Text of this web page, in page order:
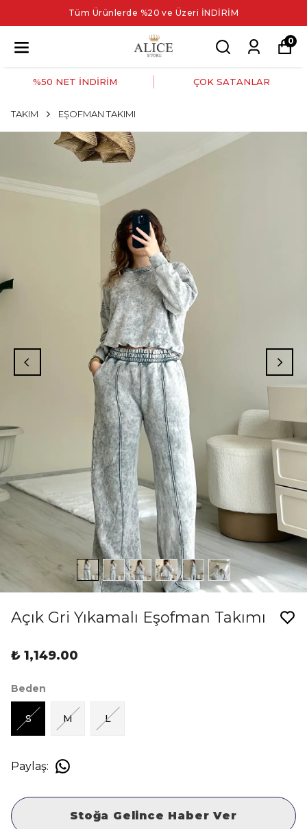
Tüm Ürünlerde %20 ve Üzeri İNDİRİM
0
%50 NET İNDİRİM ÇOK SATANLAR
TAKIM EŞOFMAN TAKIMI
Açık Gri Yıkamalı Eşofman Takımı
₺ 1,149.00
Beden
S M L
Paylaş:
Stoğa Gelince Haber Ver